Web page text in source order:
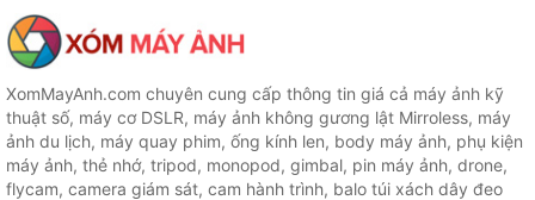
XomMayAnh.com chuyên cung cấp thông tin giá cả máy ảnh kỹ
thuật số, máy cơ DSLR, máy ảnh không gương lật Mirroless, máy
ảnh du lịch, máy quay phim, ống kính len, body máy ảnh, phụ kiện
máy ảnh, thẻ nhớ, tripod, monopod, gimbal, pin máy ảnh, drone,
flycam, camera giám sát, cam hành trình, balo túi xách dây đeo